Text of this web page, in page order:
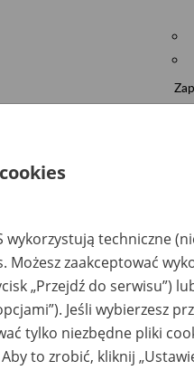
W
wykorzystują techniczne
Możesz zaakceptować
„Przejdź do serwisu”)
Jeśli wybierzesz
tylko niezbędne pliki
to zrobić, kliknij